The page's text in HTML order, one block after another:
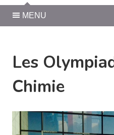
MENU
Les
Chimie